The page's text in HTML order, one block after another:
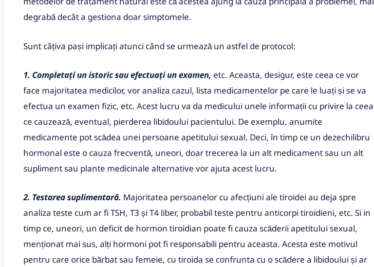
degrabă decât a gestiona doar simptomele.
Sunt câțiva pași implicați atunci când se urmează un astfel de protocol:
1. Completați un istoric sau efectuați un examen, etc. Aceasta, desigur, este ceea ce vor
face majoritatea medicilor, vor analiza cazul, lista medicamentelor pe care le luați și se va
efectua un examen fizic, etc. Acest lucru va da medicului unele informații cu privire la ceea
ce cauzează, eventual, pierderea libidoului pacientului. De exemplu, anumite
medicamente pot scădea unei persoane apetitului sexual. Deci, în timp ce un dezechilibru
hormonal este o cauza frecventă, uneori, doar trecerea la un alt medicament sau un alt
supliment sau plante medicinale alternative vor ajuta acest lucru.
2. Testarea suplimentară. Majoritatea persoanelor cu afecțiuni ale tiroidei au deja spre
analiza teste cum ar fi TSH, T3 și T4 liber, probabil teste pentru anticorpi tiroidieni, etc. Si in
timp ce, uneori, un deficit de hormon tiroidian poate fi cauza scăderii apetitului sexual,
menționat mai sus, alți hormoni pot fi responsabili pentru aceasta. Acesta este motivul
pentru care orice bărbat sau femeie, cu tiroida se confrunta cu o scădere a libidoului și ar